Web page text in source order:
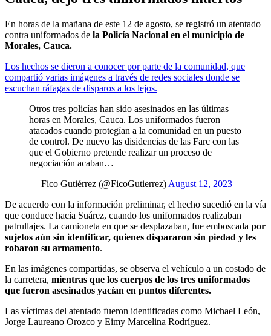
En horas de la mañana de este 12 de agosto, se registró un atentado
contra uniformados de la Policía Nacional en el municipio de
Morales, Cauca.
Los hechos se dieron a conocer por parte de la comunidad, que
compartió varias imágenes a través de redes sociales donde se
escuchan ráfagas de disparos a los lejos.
Otros tres policías han sido asesinados en las últimas
horas en Morales, Cauca. Los uniformados fueron
atacados cuando protegían a la comunidad en un puesto
de control. De nuevo las disidencias de las Farc con las
que el Gobierno pretende realizar un proceso de
negociación acaban…
— Fico Gutiérrez (@FicoGutierrez) August 12, 2023
De acuerdo con la información preliminar, el hecho sucedió en la vía
que conduce hacia Suárez, cuando los uniformados realizaban
patrullajes. La camioneta en que se desplazaban, fue emboscada por
sujetos aún sin identificar, quienes dispararon sin piedad y les
robaron su armamento.
En las imágenes compartidas, se observa el vehículo a un costado de
la carretera, mientras que los cuerpos de los tres uniformados
que fueron asesinados yacían en puntos diferentes.
Las víctimas del atentado fueron identificadas como Michael León,
Jorge Laureano Orozco y Eimy Marcelina Rodríguez.